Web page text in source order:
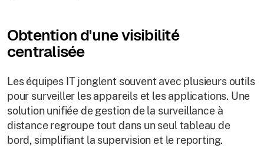
Obtention d'une visibilité
centralisée
Les équipes IT jonglent souvent avec plusieurs outils
pour surveiller les appareils et les applications. Une
solution unifiée de gestion de la surveillance à
distance regroupe tout dans un seul tableau de
bord, simplifiant la supervision et le reporting.